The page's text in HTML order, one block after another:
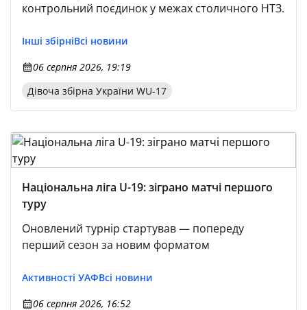
контрольний поєдинок у межах столичного НТЗ.
Інші збірніВсі новини
06 серпня 2026, 19:19
Дівоча збірна України WU-17
Національна ліга U-19: зіграно матчі першого
туру
Оновлений турнір стартував — попереду
перший сезон за новим форматом
Активності УАФВсі новини
06 серпня 2026, 16:52